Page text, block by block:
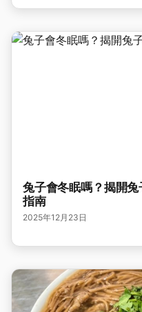
兔子會冬眠嗎？揭開
指南
2025年12月23日